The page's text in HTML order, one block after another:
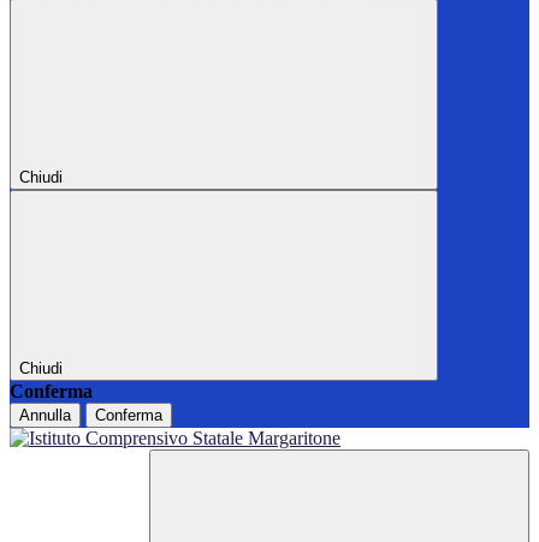
Chiudi
Chiudi
Conferma
Annulla Conferma